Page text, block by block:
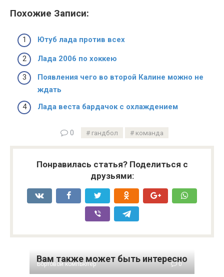
Похожие Записи:
Ютуб лада против всех
Лада 2006 по хоккею
Появления чего во второй Калине можно не
ждать
Лада веста бардачок с охлаждением
0 гандбол команда
Понравилась статья? Поделиться с
друзьями:
Вам также может быть интересно
Бортовой компьютер 0